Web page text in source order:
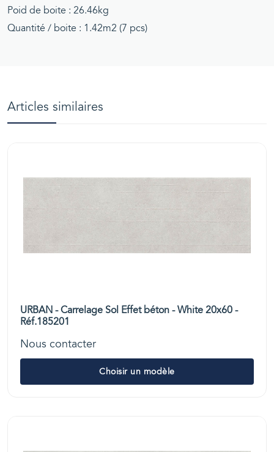
Poid de boite : 26.46kg
Quantité / boite : 1.42m2 (7 pcs)
Articles similaires
URBAN - Carrelage Sol Effet béton - White 20x60 -
Réf.185201
Nous contacter
Choisir un modèle